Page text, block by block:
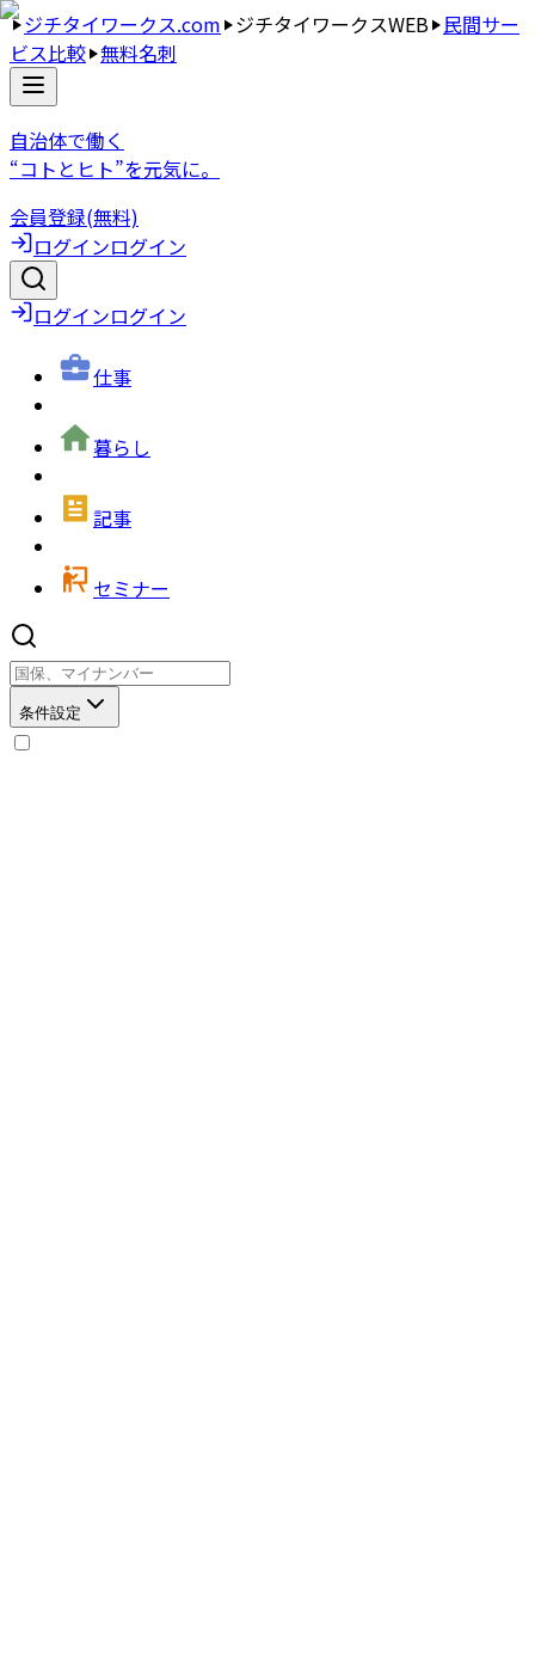
ジチタイワークス.com ジチタイワークスWEB 民間サー
ビス比較 無料名刺
自治体で働く
“コトとヒト”を元気に。
会員登録(無料)
ログインログイン
ログインログイン
仕事
暮らし
記事
セミナー
条件設定